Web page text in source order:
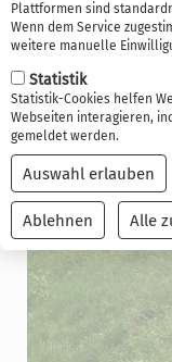
Private
ng
Plattformen sind
Wenn dem Service
weitere manuelle
Statistik
Statistik-Cookies helfen
Webseiten interagieren,
gemeldet werden.
Auswahl erlauben
Ablehnen Alle